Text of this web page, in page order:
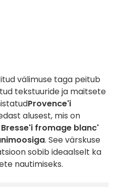
välimuse taga peitub
tekstuuride ja maitsete
Provence'i
alusest, mis on
Bresse'i fromage blanc'
. See värskuse
sobib ideaalselt ka
nautimiseks.